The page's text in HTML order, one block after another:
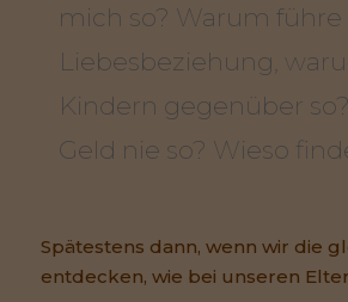
mich so? Warum
Liebesbeziehung,
Kindern gegenüber
Geld nie so? Wieso
Spätestens dann, wenn wir die
entdecken, wie bei unseren